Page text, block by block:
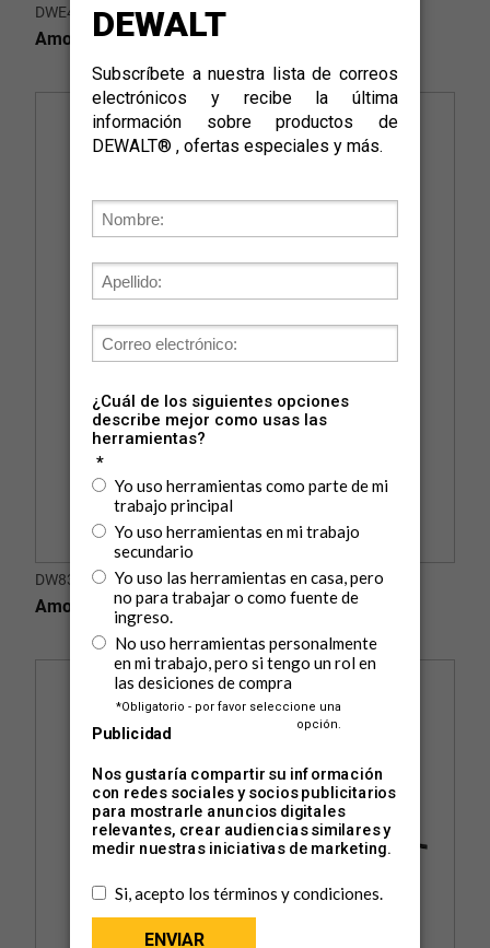
DWE4314-AR
Amoladora angular 5" @ 125mm
DW831-AR
Amoladora angular 5" @ 125mm